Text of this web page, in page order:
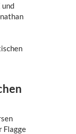
Flagge